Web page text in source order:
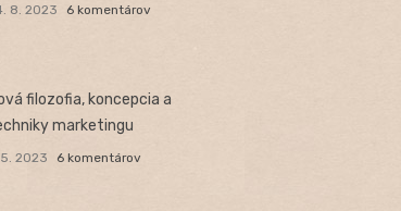
8. 2023 6 komentárov
filozofia, koncepcia a
marketingu
2023 6 komentárov